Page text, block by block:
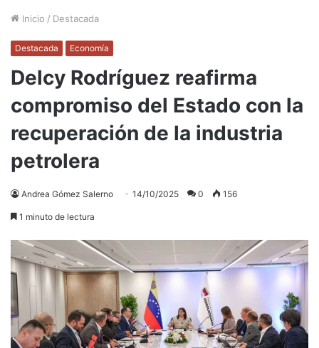
Inicio / Destacada
Destacada Economía
Delcy Rodríguez reafirma
compromiso del Estado con la
recuperación de la industria
petrolera
Andrea Gómez Salerno 14/10/2025 0 156
1 minuto de lectura